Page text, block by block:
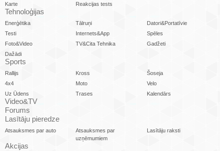
Karte
Reakcijas tests
Tehnoloģijas
Enerģētika Tālruņi
Datori&Portatīvie
Testi
Internets&App
Spēles
Foto&Video
TV&Cita Tehnika
Gadžeti
Dažādi
Sports
Rallijs Kross
Šoseja
4x4
Moto
Velo
Uz Ūdens
Trases Kalendārs
Video&TV
Forums
Lasītāju pieredze
Atsauksmes par auto
Atsauksmes par
uzņēmumiem
Lasītāju raksti
Akcijas